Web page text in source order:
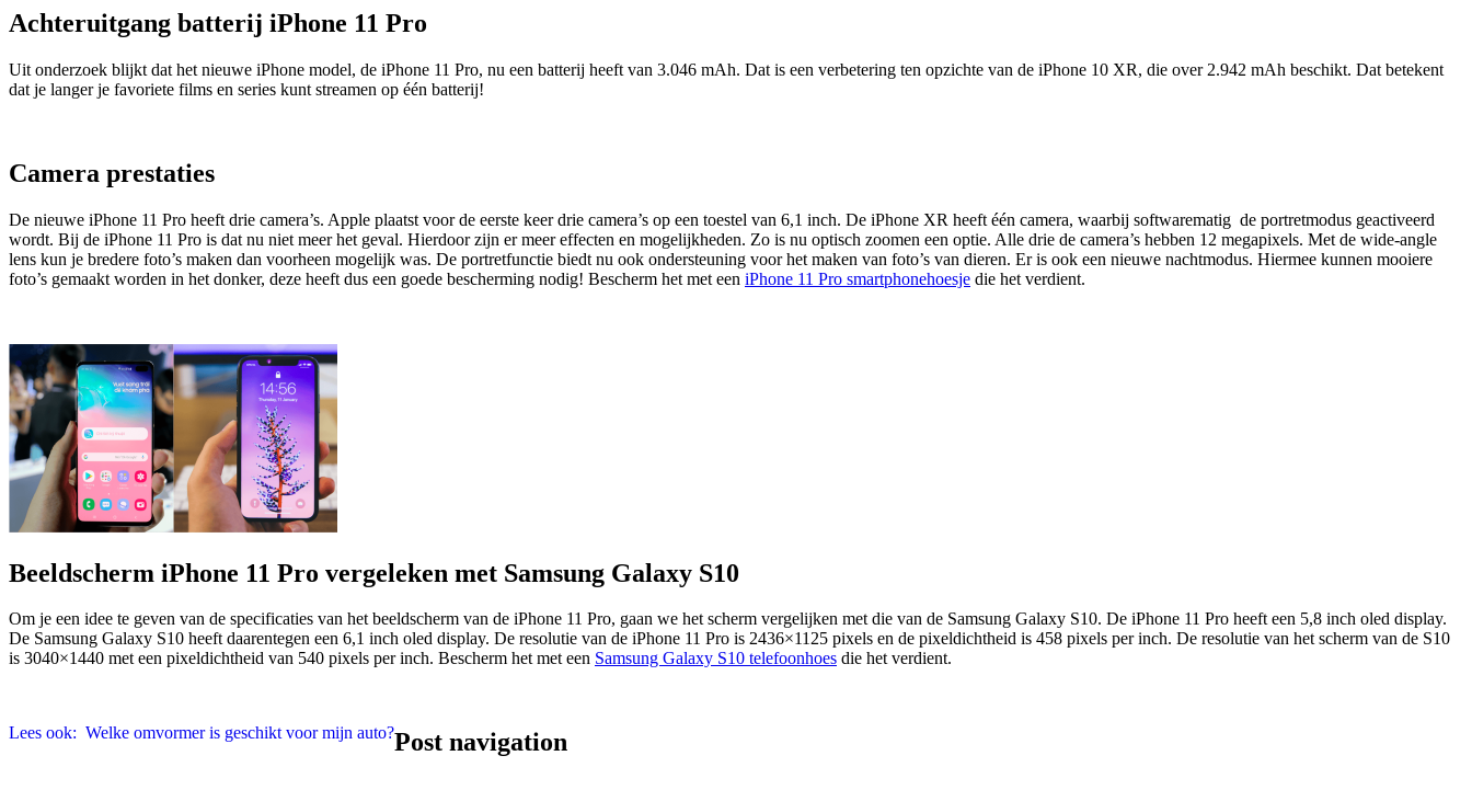
Achteruitgang batterij iPhone 11 Pro
Uit onderzoek blijkt dat het nieuwe iPhone model, de iPhone 11 Pro, nu een batterij heeft van 3.046 mAh. Dat is een verbetering ten opzichte van de iPhone 10 XR, die over 2.942 mAh beschikt. Dat betekent
dat je langer je favoriete films en series kunt streamen op één batterij!
Camera prestaties
De nieuwe iPhone 11 Pro heeft drie camera’s. Apple plaatst voor de eerste keer drie camera’s op een toestel van 6,1 inch. De iPhone XR heeft één camera, waarbij softwarematig de portretmodus geactiveerd
wordt. Bij de iPhone 11 Pro is dat nu niet meer het geval. Hierdoor zijn er meer effecten en mogelijkheden. Zo is nu optisch zoomen een optie. Alle drie de camera’s hebben 12 megapixels. Met de wide-angle
lens kun je bredere foto’s maken dan voorheen mogelijk was. De portretfunctie biedt nu ook ondersteuning voor het maken van foto’s van dieren. Er is ook een nieuwe nachtmodus. Hiermee kunnen mooiere
foto’s gemaakt worden in het donker, deze heeft dus een goede bescherming nodig! Bescherm het met een iPhone 11 Pro smartphonehoesje die het verdient.
Beeldscherm iPhone 11 Pro vergeleken met Samsung Galaxy S10
Om je een idee te geven van de specificaties van het beeldscherm van de iPhone 11 Pro, gaan we het scherm vergelijken met die van de Samsung Galaxy S10. De iPhone 11 Pro heeft een 5,8 inch oled display.
De Samsung Galaxy S10 heeft daarentegen een 6,1 inch oled display. De resolutie van de iPhone 11 Pro is 2436×1125 pixels en de pixeldichtheid is 458 pixels per inch. De resolutie van het scherm van de S10
is 3040×1440 met een pixeldichtheid van 540 pixels per inch. Bescherm het met een Samsung Galaxy S10 telefoonhoes die het verdient.
Lees ook: Welke omvormer is geschikt voor mijn auto?Post navigation